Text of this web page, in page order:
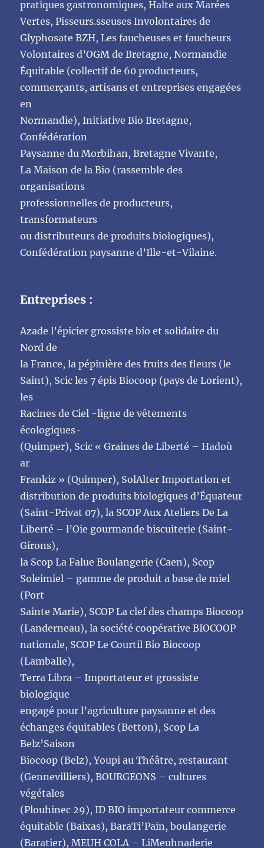
pratiques gastronomiques, Halte aux Marées
Vertes, Pisseurs.sseuses Involontaires de
Glyphosate BZH, Les faucheuses et faucheurs
Volontaires d’OGM de Bretagne, Normandie
Équitable (collectif de 60 producteurs,
commerçants, artisans et entreprises engagées
en
Normandie), Initiative Bio Bretagne,
Confédération
Paysanne du Morbihan, Bretagne Vivante,
La Maison de la Bio (rassemble des
organisations
professionnelles de producteurs,
transformateurs
ou distributeurs de produits biologiques),
Confédération paysanne d’Ille-et-Vilaine.
Entreprises :
Azade l’épicier grossiste bio et solidaire du
Nord de
la France, la pépinière des fruits des fleurs (le
Saint), Scic les 7 épis Biocoop (pays de Lorient),
les
Racines de Ciel -ligne de vêtements
écologiques-
(Quimper), Scic « Graines de Liberté – Hadoù
ar
Frankiz » (Quimper), SolAlter Importation et
distribution de produits biologiques d’Équateur
(Saint-Privat 07), la SCOP Aux Ateliers De La
Liberté – l’Oie gourmande biscuiterie (Saint-
Girons),
la Scop La Falue Boulangerie (Caen), Scop
Soleimiel – gamme de produit a base de miel
(Port
Sainte Marie), SCOP La clef des champs Biocoop
(Landerneau), la société coopérative BIOCOOP
nationale, SCOP Le Courtil Bio Biocoop
(Lamballe),
Terra Libra – Importateur et grossiste
biologique
engagé pour l’agriculture paysanne et des
échanges équitables (Betton), Scop La
Belz’Saison
Biocoop (Belz), Youpi au Théâtre, restaurant
(Gennevilliers), BOURGEONS – cultures
végétales
(Plouhinec 29), ID BIO importateur commerce
équitable (Baixas), BaraTi’Pain, boulangerie
(Baratier), MEUH COLA – LiMeuhnaderie